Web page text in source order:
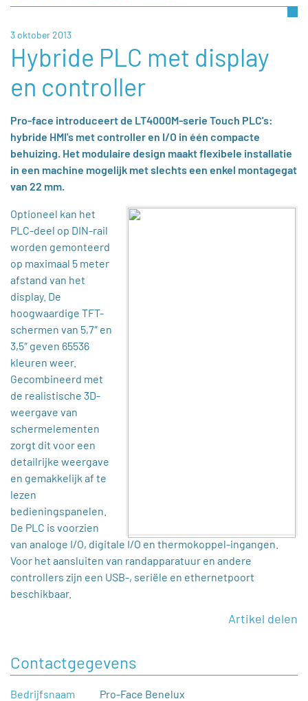
3 oktober 2013
Hybride PLC met display
en controller
Pro-face introduceert de LT4000M-serie Touch PLC's:
hybride HMI's met controller en I/O in één compacte
behuizing. Het modulaire design maakt flexibele installatie
in een machine mogelijk met slechts een enkel montagegat
van 22 mm.
Optioneel kan het
PLC-deel op DIN-rail
worden gemonteerd
op maximaal 5 meter
afstand van het
display. De
hoogwaardige TFT-
schermen van 5,7″ en
3,5″ geven 65536
kleuren weer.
Gecombineerd met
de realistische 3D-
weergave van
schermelementen
zorgt dit voor een
detailrijke weergave
en gemakkelijk af te
lezen
bedieningspanelen.
De PLC is voorzien
van analoge I/O, digitale I/O en thermokoppel-ingangen.
Voor het aansluiten van randapparatuur en andere
controllers zijn een USB-, seriële en ethernetpoort
beschikbaar.
Artikel delen
Contactgegevens
Bedrijfsnaam
Pro-Face Benelux